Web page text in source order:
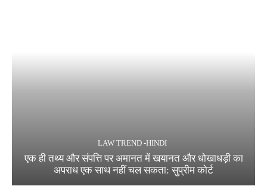
LAW TREND -HINDI
एक ही तथ्य और संपत्ति पर अमानत में खयानत और धोखाधड़ी का
अपराध एक साथ नहीं चल सकता: सुप्रीम कोर्ट